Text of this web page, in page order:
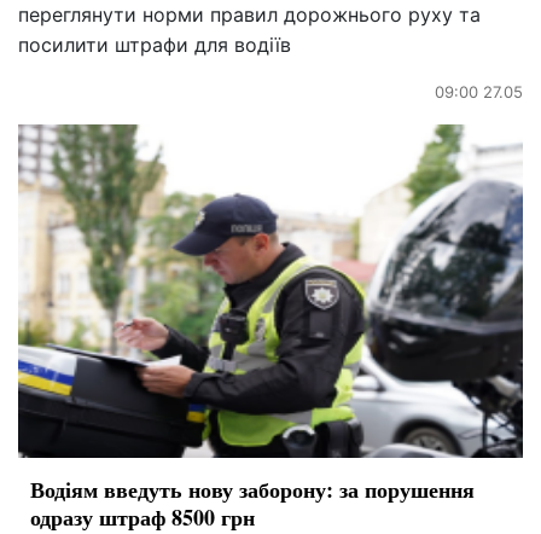
переглянути норми правил дорожнього руху та
посилити штрафи для водіїв
09:00 27.05
Водіям введуть нову заборону: за порушення
одразу штраф 8500 грн